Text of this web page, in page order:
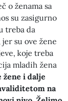
o ženama sa
su zasigurno
treba da
su ove žene
koje treba
mladih žena
žene i dalje
na